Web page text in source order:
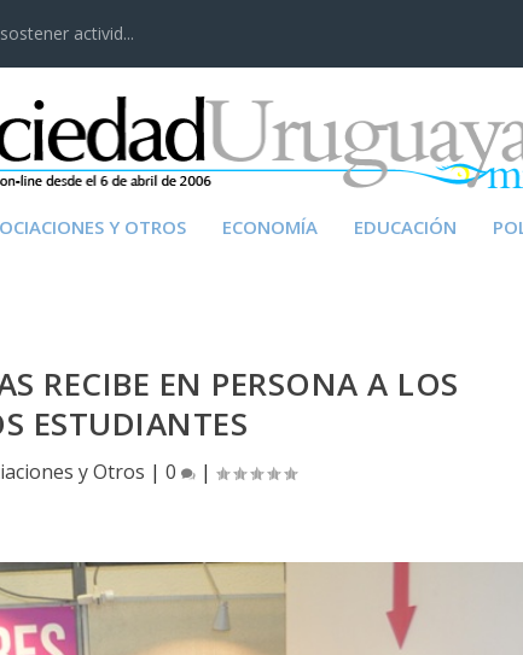
activid...
Y OTROS ECONOMÍA EDUCACIÓN
RECIBE EN PERSONA A LOS
ESTUDIANTES
y Otros | 0 |